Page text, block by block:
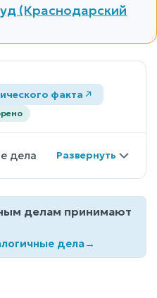
(Краснодарский
факта
дела
делам принимают
дела→